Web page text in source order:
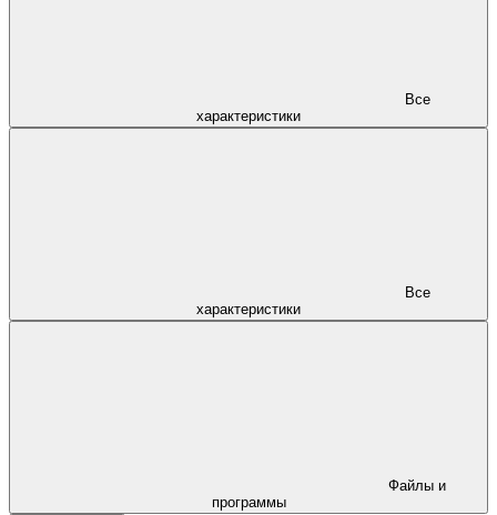
характеристики
характеристики
программы